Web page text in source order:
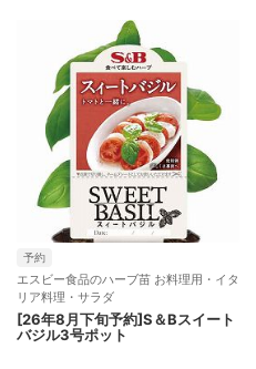
予約
エスビー食品のハーブ苗 お料理用・イタ
リア料理・サラダ
[26年8月下旬予約]S＆Bスイート
バジル3号ポット